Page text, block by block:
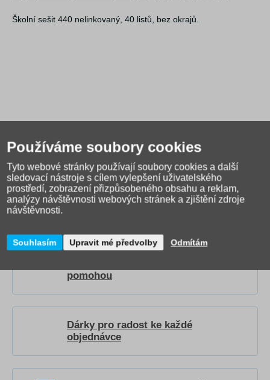
Školní sešit 440 nelinkovaný, 40 listů, bez okrajů.
Jak správně vybrat školní
tašku?Přečtěte si našeho
pomohou
Dárky pro radost ke každé
objednávce
Používáme soubory cookies
Tyto webové stránky používají soubory cookies a další
sledovací nástroje s cílem vylepšení uživatelského
prostředí, zobrazení přizpůsobeného obsahu a reklam,
analýzy návštěvnosti webových stránek a zjištění zdroje
návštěvnosti.
Souhlasím Upravit mé předvolby Odmítám